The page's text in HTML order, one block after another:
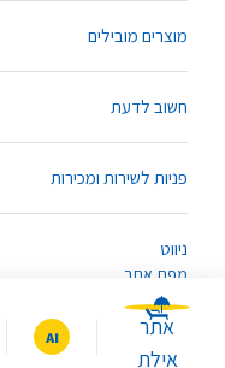
מוצרים מובילים
חשוב לדעת
פניות לשירות ומכירות
ניווט
מפת אתר
אתר
אילת